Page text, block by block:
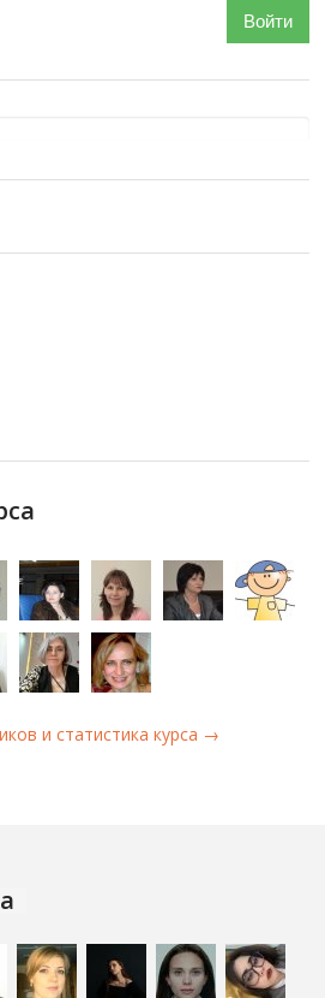
Войти
и статистика курса →